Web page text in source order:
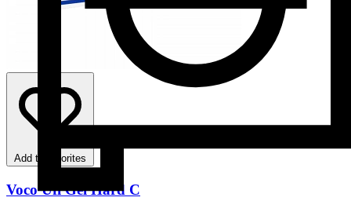
Add to favorites
Voco Ufi Gel Hard C